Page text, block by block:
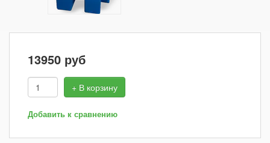
13950 руб
+ В корзину
Добавить к сравнению